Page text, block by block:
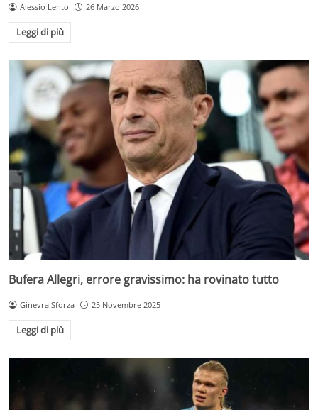
Alessio Lento 26 Marzo 2026
Leggi di più
Bufera Allegri, errore gravissimo: ha rovinato tutto
Ginevra Sforza 25 Novembre 2025
Leggi di più